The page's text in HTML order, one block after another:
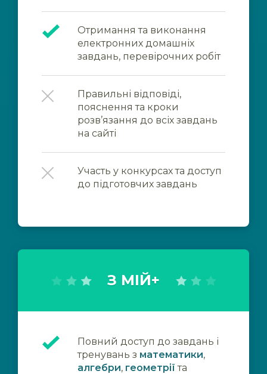
Отримання та виконання
електронних домашніх
завдань, перевірочних робіт
Правильні відповіді,
пояснення та кроки
розв’язання до всіх завдань
на сайті
Участь у конкурсах та доступ
до підготовчих завдань
З МІЙ+
Повний доступ до завдань і
тренувань з математики,
алгебри, геометрії та